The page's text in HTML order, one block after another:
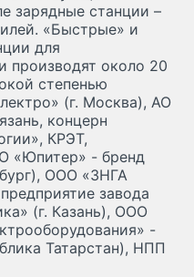
зарядные станции –
«Быстрые» и
для
производят около 20
степенью
(г. Москва), АО
концерн
КРЭТ,
«Юпитер» - бренд
ООО «ЗНГА
завода
(г. Казань), ООО
-
Татарстан), НПП